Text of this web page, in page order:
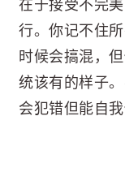
在于接受不完
行。你记不住
时候会搞混，
统该有的样子
会犯错但能自